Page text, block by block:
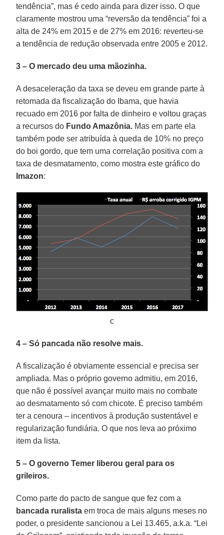
tendência”, mas é cedo ainda para dizer isso. O que
claramente mostrou uma “reversão da tendência” foi a
alta de 24% em 2015 e de 27% em 2016: reverteu-se
a tendência de redução observada entre 2005 e 2012.
3 – O mercado deu uma mãozinha.
A desaceleração da taxa se deveu em grande parte à
retomada da fiscalização do Ibama, que havia
recuado em 2016 por falta de dinheiro e voltou graças
a recursos do Fundo Amazônia. Mas em parte ela
também pode ser atribuída à queda de 10% no preço
do boi gordo, que tem uma correlação positiva com a
taxa de desmatamento, como mostra este gráfico do
Imazon:
c
4 – Só pancada não resolve mais.
A fiscalização é obviamente essencial e precisa ser
ampliada. Mas o próprio governo admitiu, em 2016,
que não é possível avançar muito mais no combate
ao desmatamento só com chicote. É preciso também
ter a cenoura – incentivos à produção sustentável e
regularização fundiária. O que nos leva ao próximo
item da lista.
5 – O governo Temer liberou geral para os
grileiros.
Como parte do pacto de sangue que fez com a
bancada ruralista em troca de mais alguns meses no
poder, o presidente sancionou a Lei 13.465, a.k.a. “Lei